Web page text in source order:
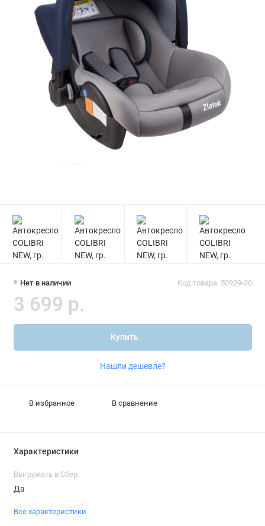
Нет в наличии Код товара: 50929-30
3 699 р.
Купить
Нашли дешевле?
В избранное В сравнение
Характеристики
Выгружать в Сбер
Да
Все характеристики